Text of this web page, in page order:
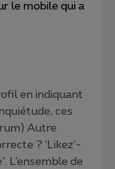
le mobile qui a
en indiquant
ces
Autre
? ‘Likez’-
L’ensemble de